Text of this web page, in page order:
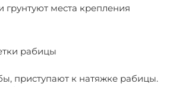
места крепления
рабицы
приступают к натяжке рабицы.